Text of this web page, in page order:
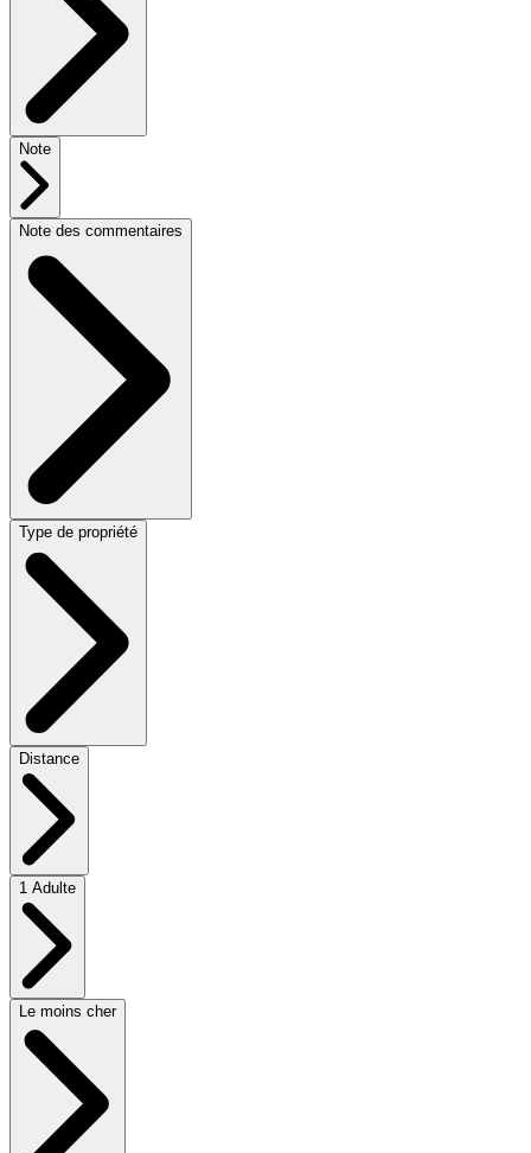
Note
Note des commentaires
Type de propriété
Distance
1 Adulte
Le moins cher